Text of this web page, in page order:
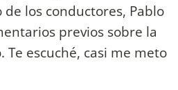
los conductores, Pablo
previos sobre la
Te escuché, casi me meto